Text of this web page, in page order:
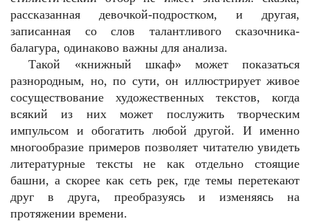
рассказанная девочкой-подростком, и другая,
записанная со слов талантливого сказочника-
балагура, одинаково важны для анализа.
Такой «книжный шкаф» может показаться
разнородным, но, по сути, он иллюстрирует живое
сосуществование художественных текстов, когда
всякий из них может послужить творческим
импульсом и обогатить любой другой. И именно
многообразие примеров позволяет читателю увидеть
литературные тексты не как отдельно стоящие
башни, а скорее как сеть рек, где темы перетекают
друг в друга, преобразуясь и изменяясь на
протяжении времени.